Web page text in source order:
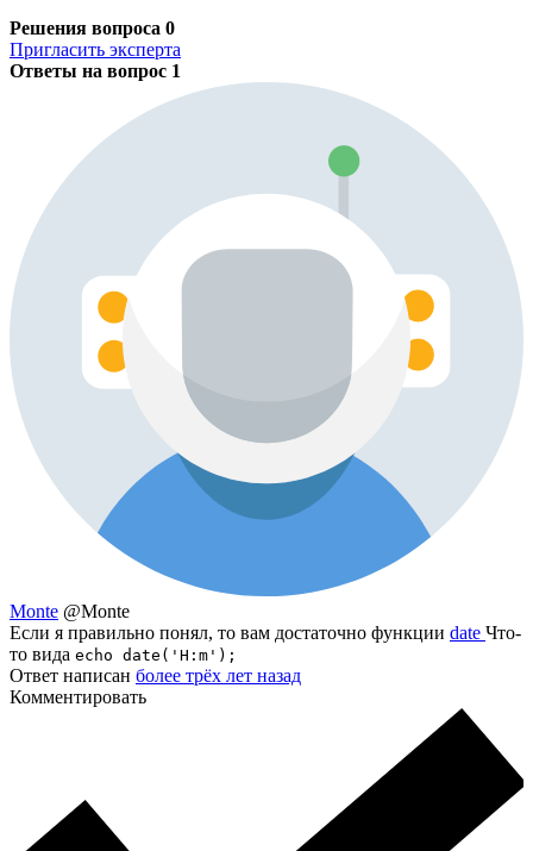
Решения вопроса 0
Пригласить эксперта
Ответы на вопрос 1
Monte @Monte
Если я правильно понял, то вам достаточно функции date Что-
то вида echo date('H:m');
Ответ написан более трёх лет назад
Комментировать